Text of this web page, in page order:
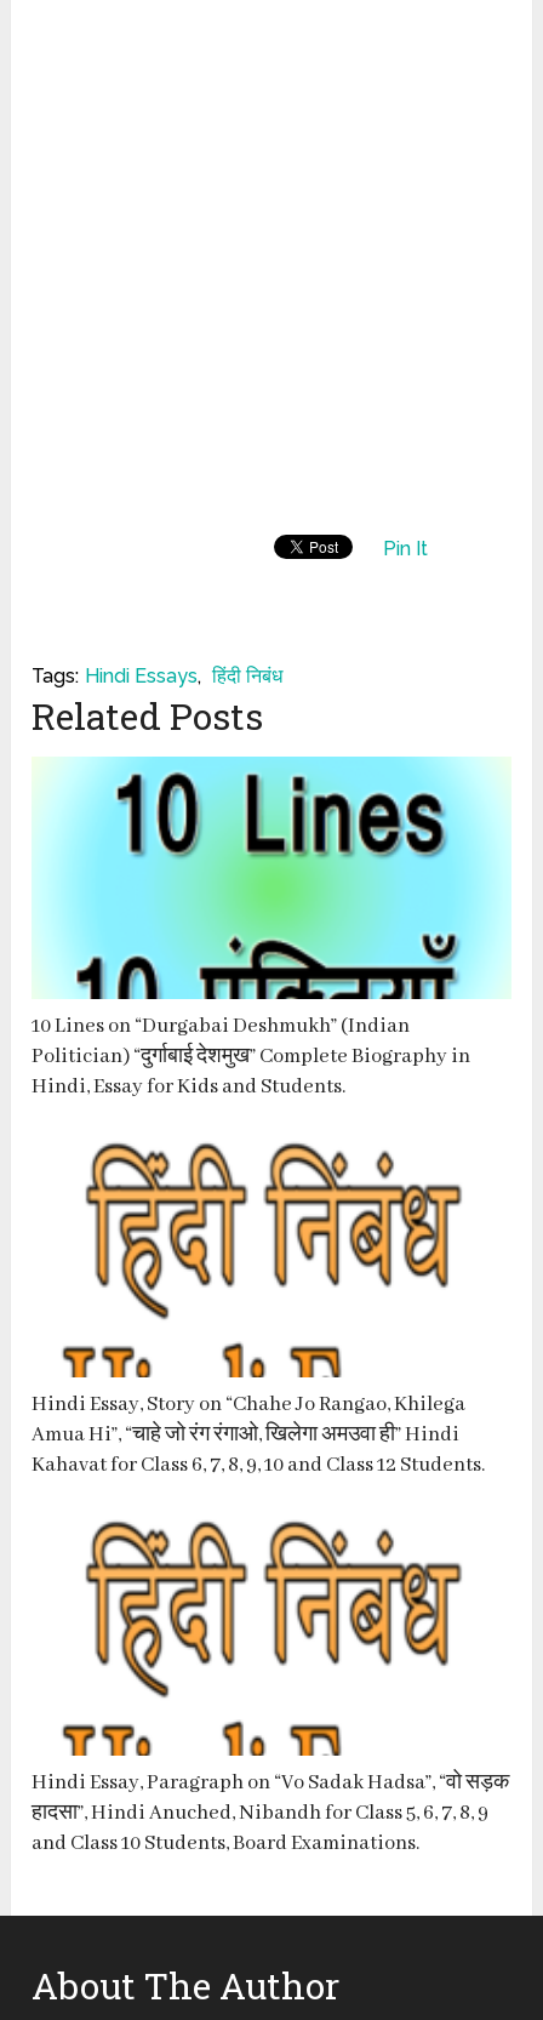
Pin It
Tags: Hindi Essays, हिंदी निबंध
Related Posts
10 Lines on “Durgabai Deshmukh” (Indian
Politician) “दुर्गाबाई देशमुख” Complete Biography in
Hindi, Essay for Kids and Students.
Hindi Essay, Story on “Chahe Jo Rangao, Khilega
Amua Hi”, “चाहे जो रंग रंगाओ, खिलेगा अमउवा ही” Hindi
Kahavat for Class 6, 7, 8, 9, 10 and Class 12 Students.
Hindi Essay, Paragraph on “Vo Sadak Hadsa”, “वो सड़क
हादसा”, Hindi Anuched, Nibandh for Class 5, 6, 7, 8, 9
and Class 10 Students, Board Examinations.
About The Author